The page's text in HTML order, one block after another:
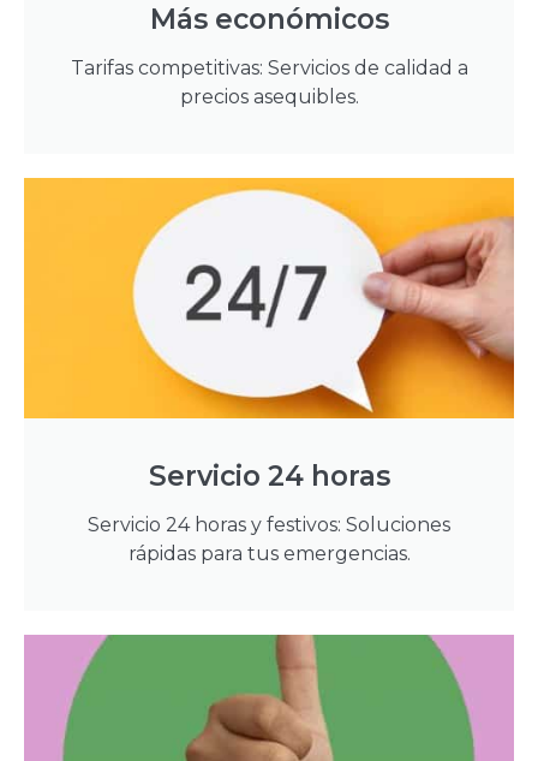
Más económicos
Tarifas competitivas: Servicios de calidad a
precios asequibles.
Servicio 24 horas
Servicio 24 horas y festivos: Soluciones
rápidas para tus emergencias.